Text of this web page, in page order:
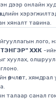
дээр онлайн
хяналт тавина.
лого,
ХХК -ийн
хуулах,
өөрчлөлт,
талаар санал